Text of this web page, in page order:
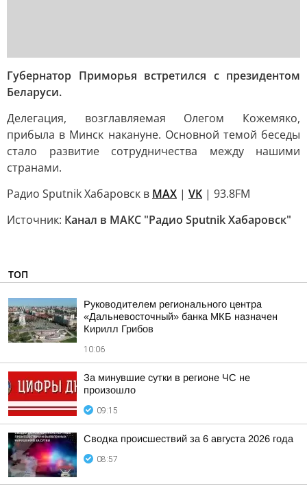
Губернатор Приморья встретился с президентом
Беларуси.
Делегация, возглавляемая Олегом Кожемяко,
прибыла в Минск накануне. Основной темой беседы
стало развитие сотрудничества между нашими
странами.
Радио Sputnik Хабаровск в MAX | VK | 93.8FM
Источник: Канал в МАКС "Радио Sputnik Хабаровск"
ТОП
Руководителем регионального центра
«Дальневосточный» банка МКБ назначен
Кирилл Грибов
10:06
За минувшие сутки в регионе ЧС не
произошло
09:15
Сводка происшествий за 6 августа 2026 года
08:57